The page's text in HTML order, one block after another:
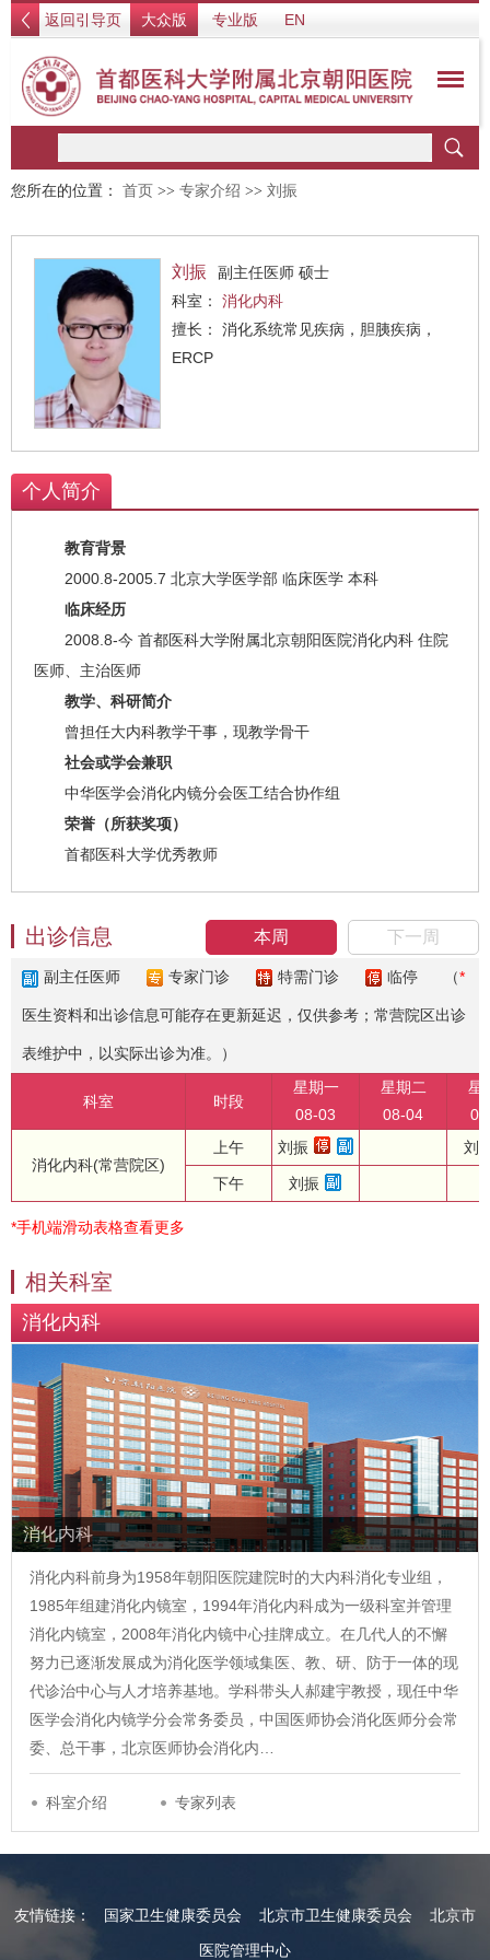
返回引导页 大众版 专业版 EN
您所在的位置： 首页 >> 专家介绍 >> 刘振
刘振
副主任医师 硕士
科室： 消化内科
擅长： 消化系统常见疾病，胆胰疾病，
ERCP
个人简介
教育背景
2000.8-2005.7 北京大学医学部 临床医学 本科
临床经历
2008.8-今 首都医科大学附属北京朝阳医院消化内科 住院
医师、主治医师
教学、科研简介
曾担任大内科教学干事，现教学骨干
社会或学会兼职
中华医学会消化内镜分会医工结合协作组
荣誉（所获奖项）
首都医科大学优秀教师
本周 下一周
出诊信息
副主任医师 专家门诊 特需门诊 临停 （*
医生资料和出诊信息可能存在更新延迟，仅供参考；常营院区出诊
表维护中，以实际出诊为准。）
科室 时段
星期一
08-03
星期二
08-04
星
消化内科(常营院区)
上午 刘振 刘
下午 刘振
*手机端滑动表格查看更多
相关科室
消化内科
消化内科
消化内科前身为1958年朝阳医院建院时的大内科消化专业组，
1985年组建消化内镜室，1994年消化内科成为一级科室并管理
消化内镜室，2008年消化内镜中心挂牌成立。在几代人的不懈
努力已逐渐发展成为消化医学领域集医、教、研、防于一体的现
代诊治中心与人才培养基地。学科带头人郝建宇教授，现任中华
医学会消化内镜学分会常务委员，中国医师协会消化医师分会常
委、总干事，北京医师协会消化内…
科室介绍 专家列表
友情链接： 国家卫生健康委员会 北京市卫生健康委员会
北京市
医院管理中心